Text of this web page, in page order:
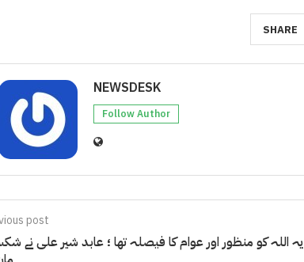
SHARE
NEWSDESK
Follow Author
post
یہ اللہ کو منظور اور عوام کا فیصلہ تھا ؛ عابد شیر علی نے